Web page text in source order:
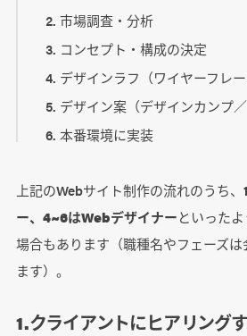
市場調査・分析
コンセプト・構成の決定
デザインラフ（ワイヤーフレ
デザイン案（デザインカンプ
本番環境に実装
上記のWebサイト制作の流れのうち、
ー、4~6はWebデザイナーといった
場合もあります（職種名やフェーズ
ます）。
1.クライアントにヒアリング